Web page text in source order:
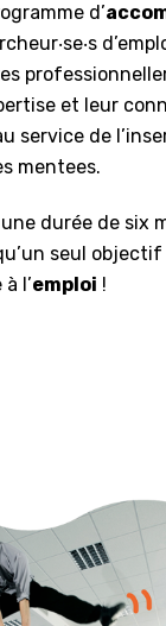
d’
et leur
service de
mentees.
durée de six
seul
l’emploi !